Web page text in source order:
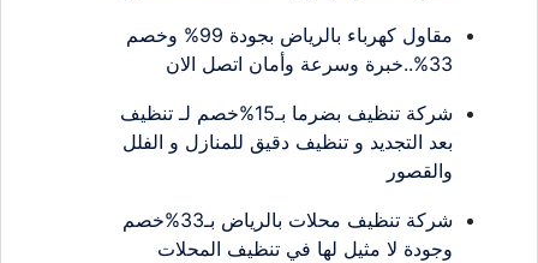
مقاول كهرباء بالرياض بجودة 99% وخصم
33%..خبرة وسرعة وأمان اتصل الان
شركة تنظيف بضرما بـ15%خصم لـ تنظيف
بعد التجديد و تنظيف دقيق للمنازل و الفلل
والقصور
شركة تنظيف محلات بالرياض بـ33%خصم
وجودة لا مثيل لها في تنظيف المحلات